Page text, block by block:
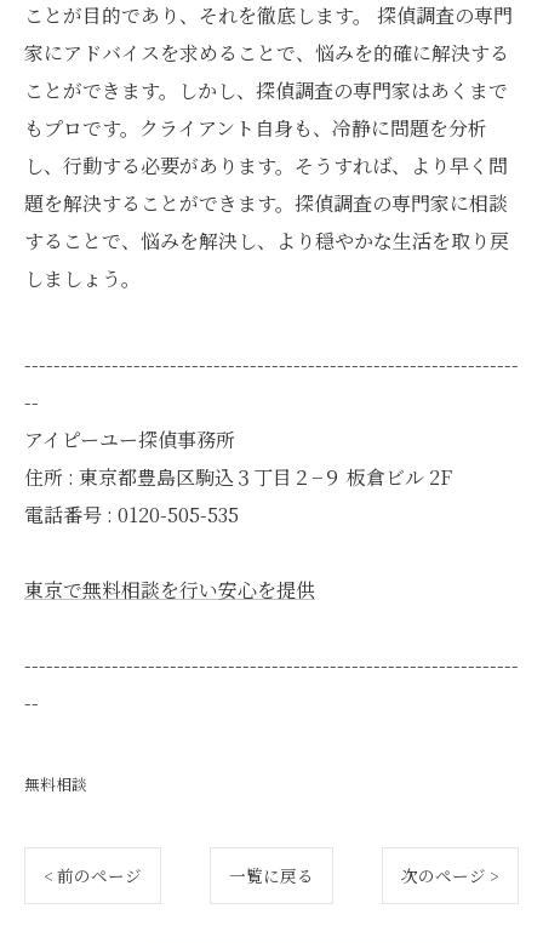
ことが目的であり、それを徹底します。 探偵調査の専門
家にアドバイスを求めることで、悩みを的確に解決する
ことができます。しかし、探偵調査の専門家はあくまで
もプロです。クライアント自身も、冷静に問題を分析
し、行動する必要があります。そうすれば、より早く問
題を解決することができます。探偵調査の専門家に相談
することで、悩みを解決し、より穏やかな生活を取り戻
しましょう。
--------------------------------------------------------------------
--
アイピーユー探偵事務所
住所 : 東京都豊島区駒込３丁目２−９ 板倉ビル 2F
電話番号 : 0120-505-535
東京で無料相談を行い安心を提供
--------------------------------------------------------------------
--
無料相談
< 前のページ 一覧に戻る 次のページ >